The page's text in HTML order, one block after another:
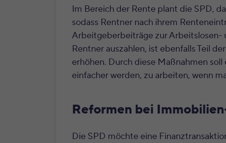
Im Bereich der Rente plant die SPD,
sodass Rentner nach ihrem
Arbeitgeberbeiträge zur Arbeitslosen-
Rentner auszahlen, ist ebenfalls Teil
erhöhen. Durch diese Maßnahmen
einfacher werden, zu arbeiten, wenn
Reformen bei
Die SPD möchte eine